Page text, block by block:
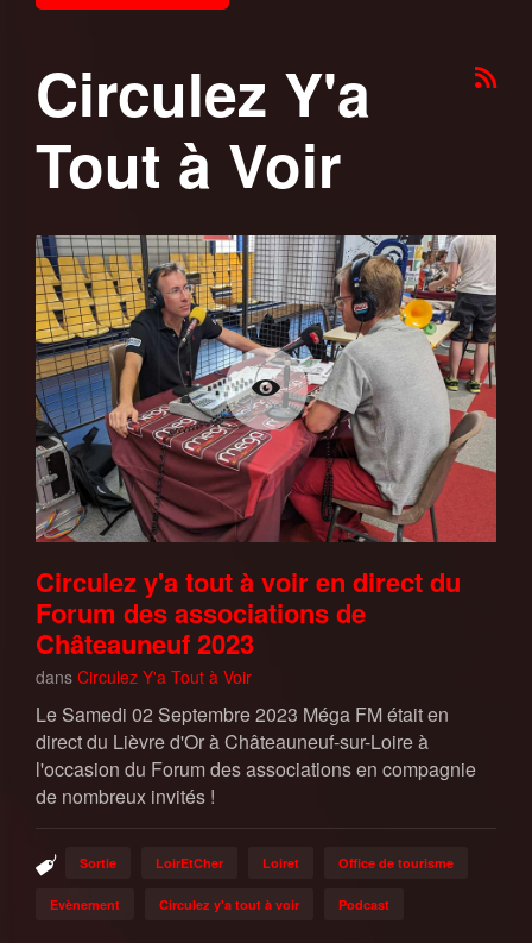
Circulez Y'a
Tout à Voir
Circulez y'a tout à voir en direct du
Forum des associations de
Châteauneuf 2023
dans Circulez Y'a Tout à Voir
Le Samedi 02 Septembre 2023 Méga FM était en
direct du Lièvre d'Or à Châteauneuf-sur-Loire à
l'occasion du Forum des associations en compagnie
de nombreux invités !
Sortie LoirEtCher Loiret Office de tourisme
Evènement Circulez y'a tout à voir Podcast